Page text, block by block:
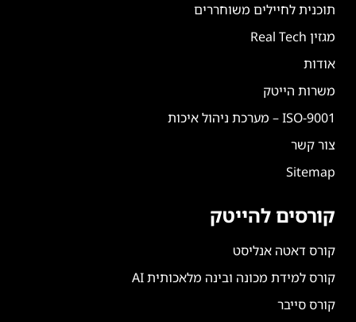
תוכנית לחיילים משוחררים
מגזין Real Tech
אודות
משרות הייטק
ISO-9001 – מערכת ניהול איכות
צור קשר
Sitemap
קורסים להייטק
קורס דאטה אנליסט
קורס למידת מכונה ובינה מלאכותית AI
קורס סייבר